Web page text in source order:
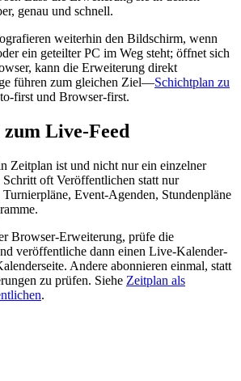
genau und schnell.
weiterhin den Bildschirm, wenn
ein geteilter PC im Weg steht; öffnet sich
kann die Erweiterung direkt
führen zum gleichen Ziel—Schichtplan zu
first und Browser-first.
Live-Feed
Zeitplan ist und nicht nur ein einzelner
Schritt oft Veröffentlichen statt nur
Event-Agenden, Stundenpläne
Browser-Erweiterung, prüfe die
veröffentliche dann einen Live-Kalender-
Andere abonnieren einmal, statt
zu prüfen. Siehe Zeitplan als
.